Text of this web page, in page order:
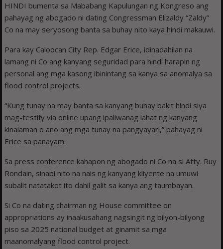
HINDI bumenta sa Mababang Kapulungan ng Kongreso ang
pahayag ng abogado ni dating Congressman Elizaldy “Zaldy”
Co na may seryosong banta sa buhay nito kaya hindi makauwi.
Para kay Caloocan City Rep. Edgar Erice, idinadahilan na
lamang ni Co ang kanyang seguridad para hindi harapin ng
personal ang mga kasong ibinintang sa kanya sa anomalya sa
flood control projects.
“Kung tunay na may banta sa kanyang buhay bakit hindi siya
mag-testify via online upang ipaliwanag lahat ng kanyang
kinalaman o ano ang mga tunay na pangyayari,” pahayag ni
Erice sa panayam.
Sa press conference kahapon ng abogado ni Co na si Atty. Ruy
Rondain, sinabi nito na nais ng kanyang kliyente na umuwi
subalit natatakot ito dahil galit sa kanya ang taumbayan.
Si Co na dating chairman ng House committee on
appropriations ay inaakusahang nagsingit ng bilyon-bilyong
piso sa 2025 national budget at ginamit sa mga
maanomalyang flood control project.